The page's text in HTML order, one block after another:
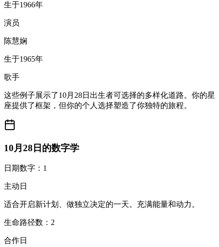
生于1966年
演员
陈慧娴
生于1965年
歌手
这些例子展示了10月28日出生者可选择的多样化道路。你的星
座提供了框架，但你的个人选择塑造了你独特的旅程。
10月28日的数字学
日期数字：1
主动日
适合开启新计划、做独立决定的一天。充满能量和动力。
生命路径数：2
合作日